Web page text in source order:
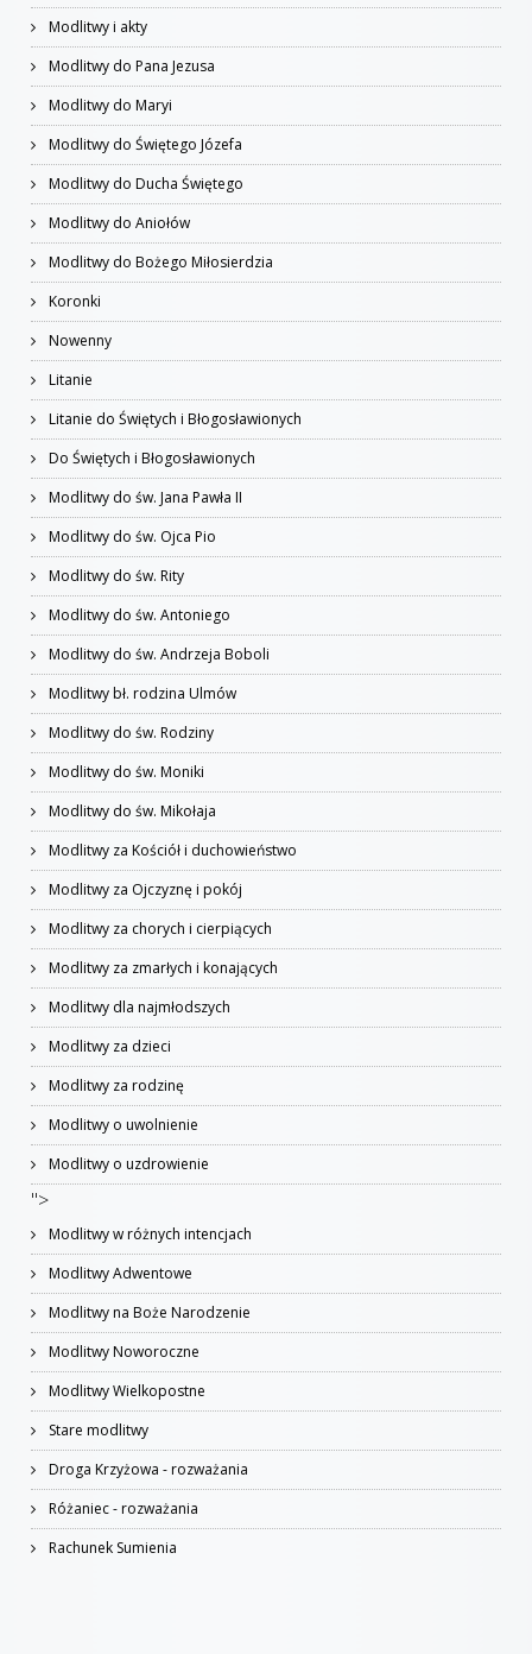
Modlitwy i akty
Modlitwy do Pana Jezusa
Modlitwy do Maryi
Modlitwy do Świętego Józefa
Modlitwy do Ducha Świętego
Modlitwy do Aniołów
Modlitwy do Bożego Miłosierdzia
Koronki
Nowenny
Litanie
Litanie do Świętych i Błogosławionych
Do Świętych i Błogosławionych
Modlitwy do św. Jana Pawła II
Modlitwy do św. Ojca Pio
Modlitwy do św. Rity
Modlitwy do św. Antoniego
Modlitwy do św. Andrzeja Boboli
Modlitwy bł. rodzina Ulmów
Modlitwy do św. Rodziny
Modlitwy do św. Moniki
Modlitwy do św. Mikołaja
Modlitwy za Kościół i duchowieństwo
Modlitwy za Ojczyznę i pokój
Modlitwy za chorych i cierpiących
Modlitwy za zmarłych i konających
Modlitwy dla najmłodszych
Modlitwy za dzieci
Modlitwy za rodzinę
Modlitwy o uwolnienie
Modlitwy o uzdrowienie
">
Modlitwy w różnych intencjach
Modlitwy Adwentowe
Modlitwy na Boże Narodzenie
Modlitwy Noworoczne
Modlitwy Wielkopostne
Stare modlitwy
Droga Krzyżowa - rozważania
Różaniec - rozważania
Rachunek Sumienia